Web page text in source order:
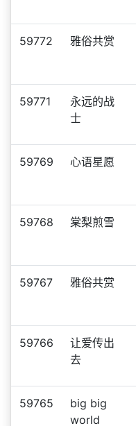
59772 雅俗共赏
59771
永远的战
士
59769 心语星愿
59768 棠梨煎雪
59767 雅俗共赏
59766
让爱传出
去
59765
big big
world